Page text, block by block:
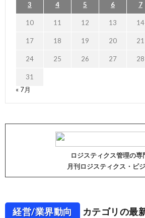
3 4 5 6 7
10 11 12 13 14
17 18 19 20 21
24 25 26 27 28
31
« 7月
ロジスティクス管理の専
月刊ロジスティクス・ビ
経営/業界動向 カテゴリの最